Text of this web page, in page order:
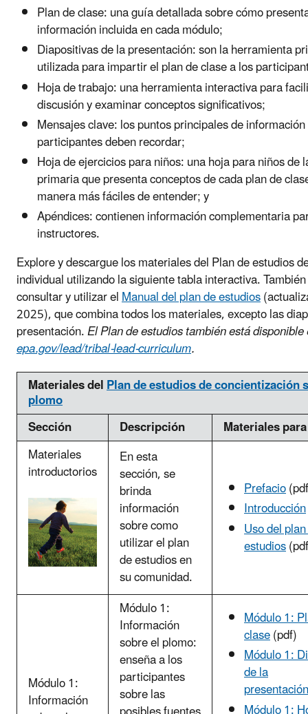
Plan de clase: una guía detallada sobre cómo
información incluida en cada módulo;
Diapositivas de la presentación: son la herramienta
utilizada para impartir el plan de clase a los
Hoja de trabajo: una herramienta interactiva para
discusión y examinar conceptos significativos;
Mensajes clave: los puntos principales de
participantes deben recordar;
Hoja de ejercicios para niños: una hoja para niños de
primaria que presenta conceptos de cada plan de
manera más fáciles de entender; y
Apéndices: contienen información complementaria
instructores.
Explore y descargue los materiales del Plan de estudios
individual utilizando la siguiente tabla interactiva.
consultar y utilizar elManual del plan de estudios
2025), que combina todos los materiales, excepto las
presentación.El Plan de estudios también está
epa.gov/lead/tribal-lead-curriculum.
Materiales delPlan de estudios de concientización
plomo
Sección
Descripción
Materiales
Materiales
introductorios
En esta
sección, se
brinda
información
sobre como
utilizar el plan
de estudios en
su comunidad.
Prefacio
Introducción
Uso del
estudios
Módulo 1:
Información
Módulo 1:
Información
sobre el plomo:
enseña a los
participantes
sobre las
Módulo 1:
clase(pdf)
Módulo 1:
de la
presentación